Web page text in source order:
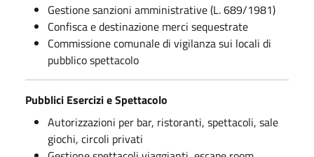
Gestione sanzioni amministrative (L. 689/1981)
Confisca e destinazione merci sequestrate
Commissione comunale di vigilanza sui locali di
pubblico spettacolo
Pubblici Esercizi e Spettacolo
Autorizzazioni per bar, ristoranti, spettacoli, sale
giochi, circoli privati